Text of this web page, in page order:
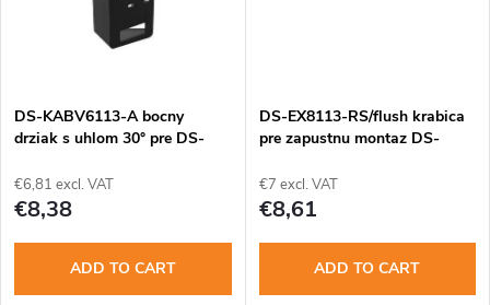
t
s
DS-KABV6113-A bocny
drziak s uhlom 30° pre DS-
€6,81 excl. VAT
€8,38
ADD TO CART
DS-EX8113-RS/flush krabica
pre zapustnu montaz DS-
€7 excl. VAT
€8,61
ADD TO CART